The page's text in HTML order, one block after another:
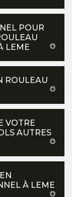
POUR
LEME
ROULEAU
VOTRE
AUTRES
À LEME